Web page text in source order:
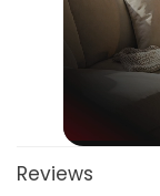
Reviews